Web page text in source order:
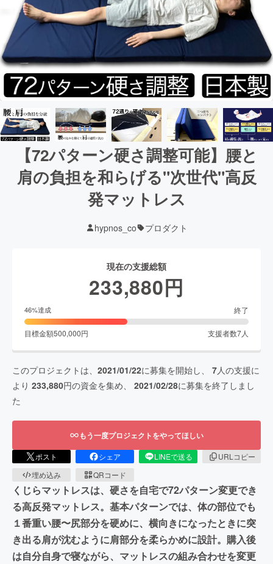
【72パターン硬さ調整可能】腰と
肩の負担を和らげる"次世代"高反
発マットレス
hypnos_co プロダクト
現在の支援総額
233,880円
46%達成 終了
目標金額500,000円 支援者数7人
このプロジェクトは、 2021/01/22に募集を開始し、 7人の支援に
より 233,880円の資金を集め、 2021/02/28に募集を終了しまし
た
もう一度プロジェクトをやってほしい
ポスト シェア LINEで送る
URLコピー
埋め込み
QRコード
くじらマットレスは、硬さを自宅で72パターン変更でき
る高反発マットレス。基本パターンでは、体の部位でも
１番重い腰〜尻部分を硬めに、横向きになったときに突
き出る肩が沈むように肩部分を柔らかめに設計。購入後
は自分自身で寝ながら、マットレスの組み合わせを変更